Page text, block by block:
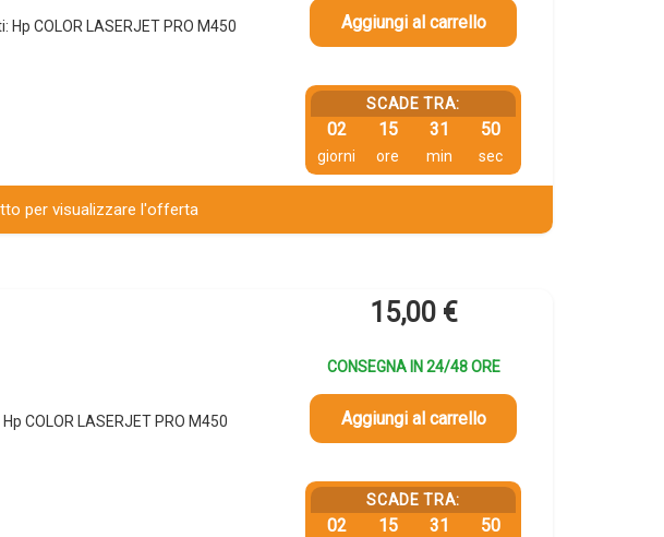
COLOR LASERJET PRO M450
Aggiungi al carrello
SCADE TRA:
02
giorni
15
ore
31
min
49
sec
per visualizzare l'offerta
COLOR LASERJET PRO M450
15,00 €
CONSEGNA IN 24/48 ORE
Aggiungi al carrello
SCADE TRA:
02 15 31 49